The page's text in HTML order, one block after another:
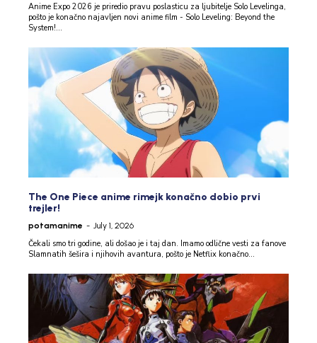
Anime Expo 2026 je priredio pravu poslasticu za ljubitelje Solo Levelinga,
pošto je konačno najavljen novi anime film - Solo Leveling: Beyond the
System!...
The One Piece anime rimejk konačno dobio prvi
trejler!
potamanime - July 1, 2026
Čekali smo tri godine, ali došao je i taj dan. Imamo odlične vesti za fanove
Slamnatih šešira i njihovih avantura, pošto je Netflix konačno...